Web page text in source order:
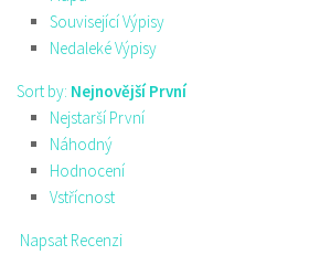
Související Výpisy
Nedaleké Výpisy
Sort by: Nejnovější První
Nejstarší První
Náhodný
Hodnocení
Vstřícnost
Napsat Recenzi